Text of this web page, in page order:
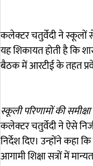
कलेक्टर चतुर्वेदी ने स्कूलों
यह शिकायत होती है कि
बैठक में आरटीई के तहत
स्कूली परिणामों की समीक्षा
कलेक्टर चतुर्वेदी ने ऐसे
निर्देश दिए। उन्होंने कहा
आगामी शिक्षा सत्रों में